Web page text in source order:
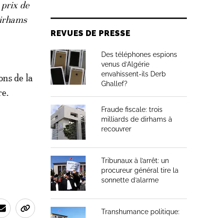
prix de
de la
REVUES DE PRESSE
Des téléphones espions
venus d’Algérie
envahissent-ils Derb
Ghallef?
Fraude fiscale: trois
milliards de dirhams à
recouvrer
Tribunaux à l’arrêt: un
procureur général tire la
sonnette d’alarme
Transhumance politique: